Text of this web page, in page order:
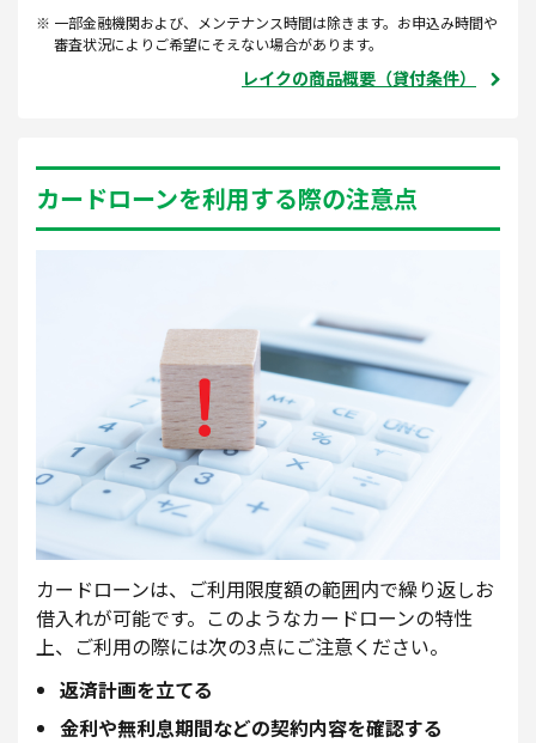
一部金融機関および、メンテナンス時間は除きます。お申込み時間や
審査状況によりご希望にそえない場合があります。
レイクの商品概要（貸付条件）
カードローンを利用する際の注意点
カードローンは、ご利用限度額の範囲内で繰り返しお
借入れが可能です。このようなカードローンの特性
上、ご利用の際には次の3点にご注意ください。
返済計画を立てる
金利や無利息期間などの契約内容を確認する